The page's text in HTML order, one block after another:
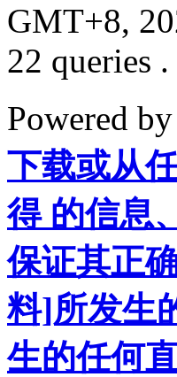
GMT+8,
22 queries .
Powered by
下载或从
得 的信息
保证其正
料]所发生
生的任何